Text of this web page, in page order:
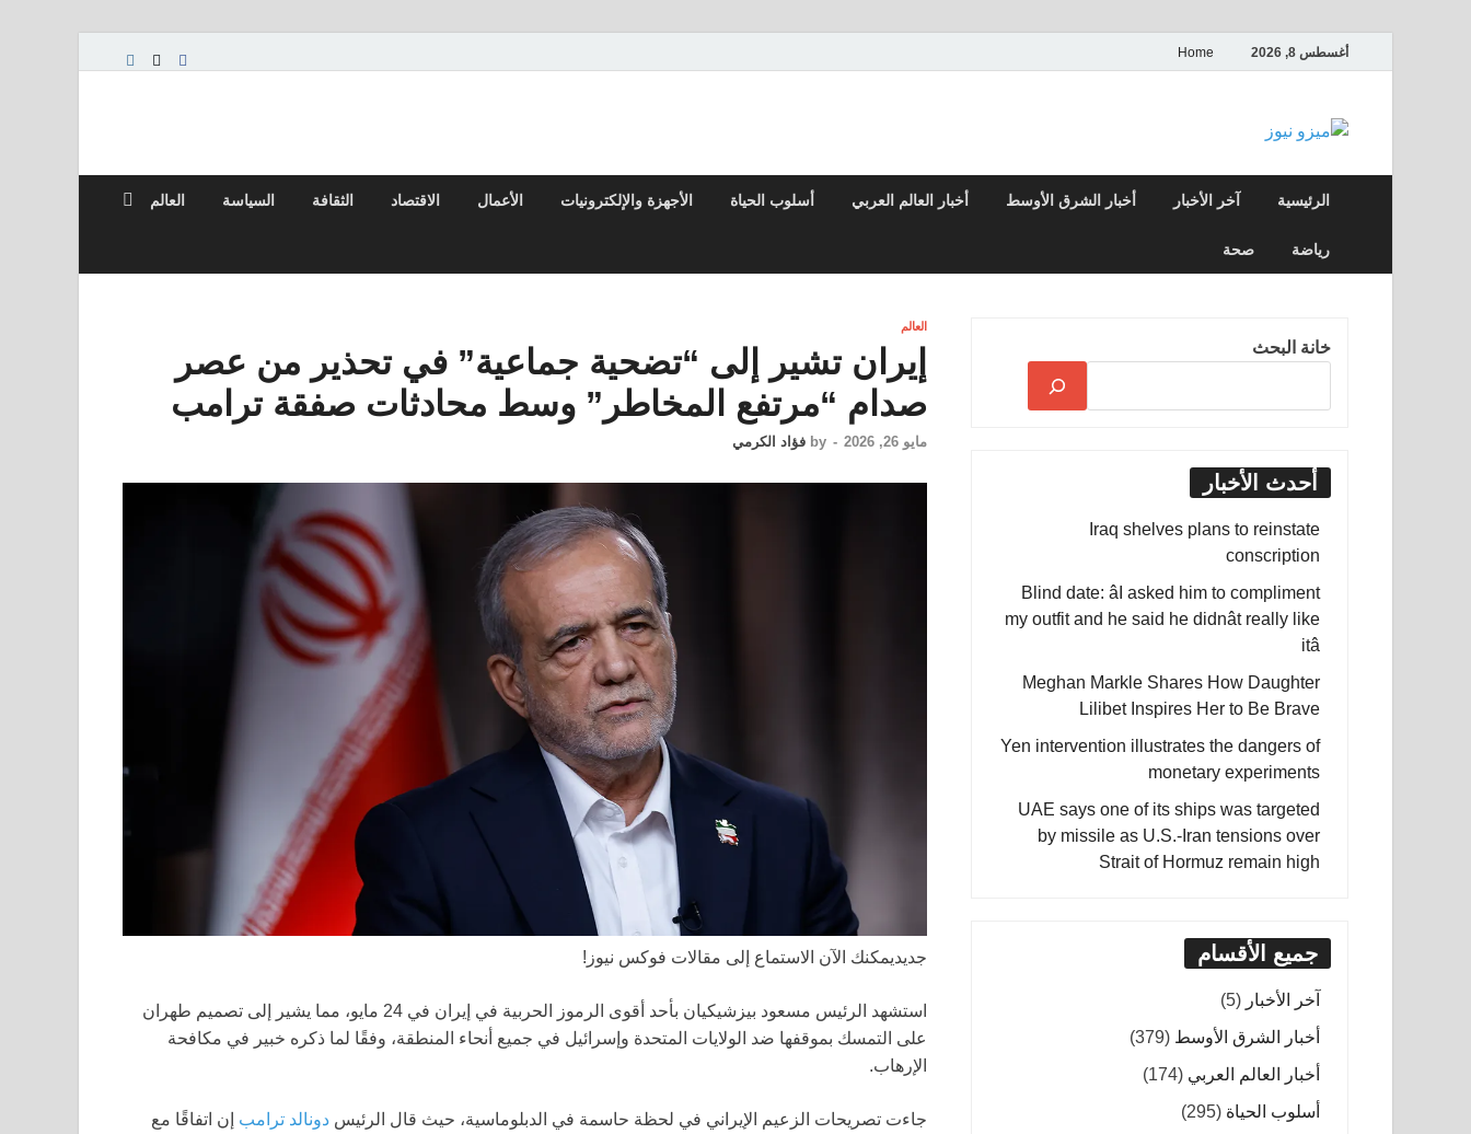
أغسطس 8, 2026 Home
ميزو نيوز
الرئيسية آخر الأخبار أخبار الشرق الأوسط أخبار العالم العربي أسلوب الحياة الأجهزة والإلكترونيات الأعمال الاقتصاد الثقافة السياسة العالم
رياضة صحة
العالم
إيران تشير إلى “تضحية جماعية” في تحذير من عصر
صدام “مرتفع المخاطر” وسط محادثات صفقة ترامب
مايو 26, 2026 -
by فؤاد الكرمي
جديديمكنك الآن الاستماع إلى مقالات فوكس نيوز!
استشهد الرئيس مسعود بيزشيكيان بأحد أقوى الرموز الحربية في إيران في 24 مايو، مما يشير إلى تصميم طهران
على التمسك بموقفها ضد الولايات المتحدة وإسرائيل في جميع أنحاء المنطقة، وفقًا لما ذكره خبير في مكافحة
الإرهاب.
جاءت تصريحات الزعيم الإيراني في لحظة حاسمة في الدبلوماسية، حيث قال الرئيس دونالد ترامب إن اتفاقًا مع
خانة البحث
أحدث الأخبار
Iraq shelves plans to reinstate
conscription
Blind date: âI asked him to compliment
my outfit and he said he didnât really like
itâ
Meghan Markle Shares How Daughter
Lilibet Inspires Her to Be Brave
Yen intervention illustrates the dangers of
monetary experiments
UAE says one of its ships was targeted
by missile as U.S.-Iran tensions over
Strait of Hormuz remain high
جميع الأقسام
آخر الأخبار (5)
أخبار الشرق الأوسط (379)
أخبار العالم العربي (174)
أسلوب الحياة (295)